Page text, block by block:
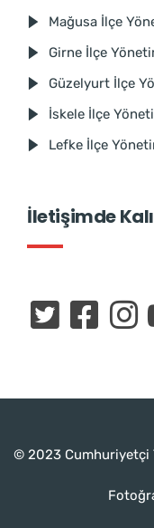
Mağusa İlçe
Girne İlçe
Güzelyurt İlçe
İskele İlçe
Lefke İlçe
İletişimde
© 2023 Cumhuriyetçi